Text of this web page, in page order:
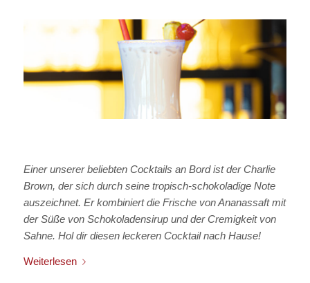
Einer unserer beliebten Cocktails an Bord ist der Charlie
Brown, der sich durch seine tropisch-schokoladige Note
auszeichnet. Er kombiniert die Frische von Ananassaft mit
der Süße von Schokoladensirup und der Cremigkeit von
Sahne. Hol dir diesen leckeren Cocktail nach Hause!
Weiterlesen